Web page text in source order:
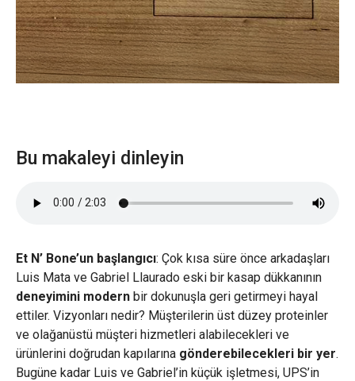
Bu makaleyi dinleyin
Et N’ Bone’un başlangıcı: Çok kısa süre önce arkadaşları
Luis Mata ve Gabriel Llaurado eski bir kasap dükkanının
deneyimini modern bir dokunuşla geri getirmeyi hayal
ettiler. Vizyonları nedir? Müşterilerin üst düzey proteinler
ve olağanüstü müşteri hizmetleri alabilecekleri ve
ürünlerini doğrudan kapılarına gönderebilecekleri bir yer.
Bugüne kadar Luis ve Gabriel’in küçük işletmesi, UPS’in